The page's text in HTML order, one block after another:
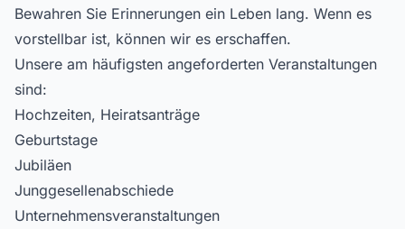
Bewahren Sie Erinnerungen ein Leben lang. Wenn es
vorstellbar ist, können wir es erschaffen.
Unsere am häufigsten angeforderten Veranstaltungen
sind:
Hochzeiten, Heiratsanträge
Geburtstage
Jubiläen
Junggesellenabschiede
Unternehmensveranstaltungen